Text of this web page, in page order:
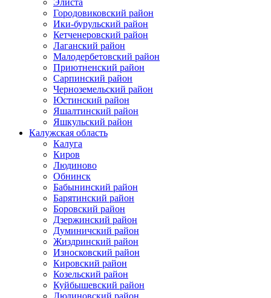
Городовиковский район
Ики-бурульский район
Кетченеровский район
Лаганский район
Малодербетовский район
Приютненский район
Сарпинский район
Черноземельский район
Юстинский район
Яшалтинский район
Яшкульский район
Калужская область
Калуга
Киров
Людиново
Обнинск
Бабынинский район
Барятинский район
Боровский район
Дзержинский район
Думиничский район
Жиздринский район
Износковский район
Кировский район
Козельский район
Куйбышевский район
Людиновский район